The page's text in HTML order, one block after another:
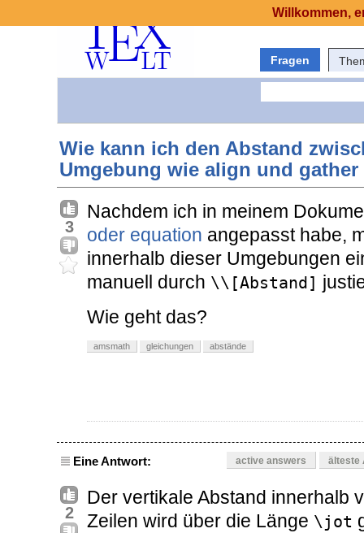
Fragen
Wie kann ich den Abstand
Umgebung wie align und
3
Nachdem ich in meinem
oder equation angepasst habe,
innerhalb dieser Umgebungen
manuell durch \\[Abstand]
Wie geht das?
amsmath gleichungen abstände
Eine Antwort: active answers älteste
2
Der vertikale Abstand innerhalb
Zeilen wird über die Länge \jot
Willkommen,